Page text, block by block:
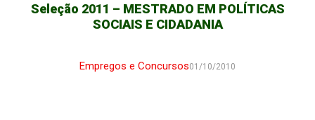
Seleção 2011 – MESTRADO EM POLÍTICAS
SOCIAIS E CIDADANIA
Empregos e Concursos01/10/2010